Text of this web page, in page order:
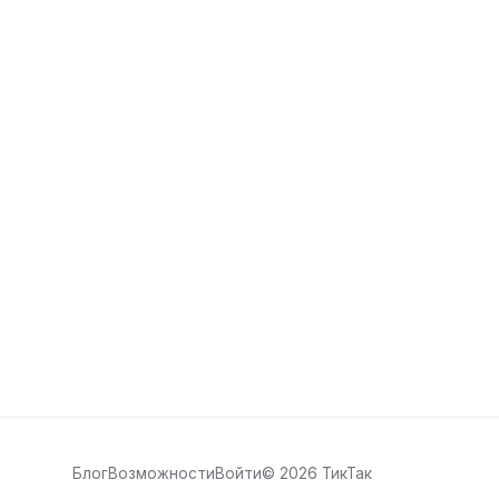
БлогВозможностиВойти© 2026 ТикТак